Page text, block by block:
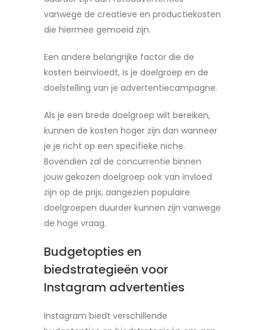
vanwege de creatieve en productiekosten
die hiermee gemoeid zijn.
Een andere belangrijke factor die de
kosten beïnvloedt, is je doelgroep en de
doelstelling van je advertentiecampagne.
Als je een brede doelgroep wilt bereiken,
kunnen de kosten hoger zijn dan wanneer
je je richt op een specifieke niche.
Bovendien zal de concurrentie binnen
jouw gekozen doelgroep ook van invloed
zijn op de prijs, aangezien populaire
doelgroepen duurder kunnen zijn vanwege
de hoge vraag.
Budgetopties en
biedstrategieën voor
Instagram advertenties
Instagram biedt verschillende